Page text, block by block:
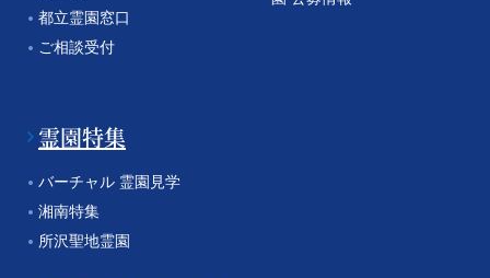
都立霊園窓口
ご相談受付
霊園特集
バーチャル 霊園見学
湘南特集
所沢聖地霊園